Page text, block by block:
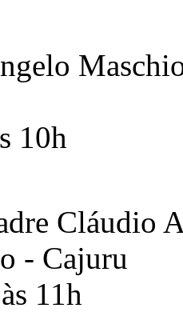
10h
Cláudio
- Cajuru
11h